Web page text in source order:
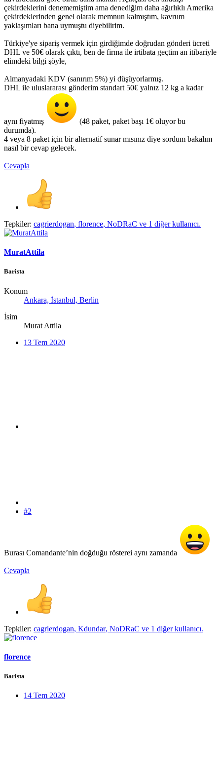
çekirdeklerini denememiştim ama denediğim daha ağırlıklı Amerika
çekirdeklerinden genel olarak memnun kalmıştım, kavrum
yaklaşımları bana uymuştu diyebilirim.
Türkiye'ye sipariş vermek için girdiğimde doğrudan gönderi ücreti
DHL ve 50€ olarak çıktı, ben de firma ile irtibata geçtim an itibariyle
elimdeki bilgi şöyle,
Almanyadaki KDV (sanırım 5%) yi düşüyorlarmış.
DHL ile uluslararası gönderim standart 50€ yalnız 12 kg a kadar
aynı fiyatmış
(48 paket, paket başı 1€ oluyor bu
durumda).
4 veya 8 paket için bir alternatif sunar mısınız diye sordum bakalım
nasıl bir cevap gelecek.
Cevapla
Tepkiler: cagrierdogan, florence, NoDRaC ve 1 diğer kullanıcı.
MuratAttila
Barista
Konum
Ankara, İstanbul, Berlin
İsim
Murat Attila
13 Tem 2020
#2
Burası Comandante’nin doğduğu rösterei aynı zamanda
Cevapla
Tepkiler: cagrierdogan, Kdundar, NoDRaC ve 1 diğer kullanıcı.
florence
Barista
14 Tem 2020